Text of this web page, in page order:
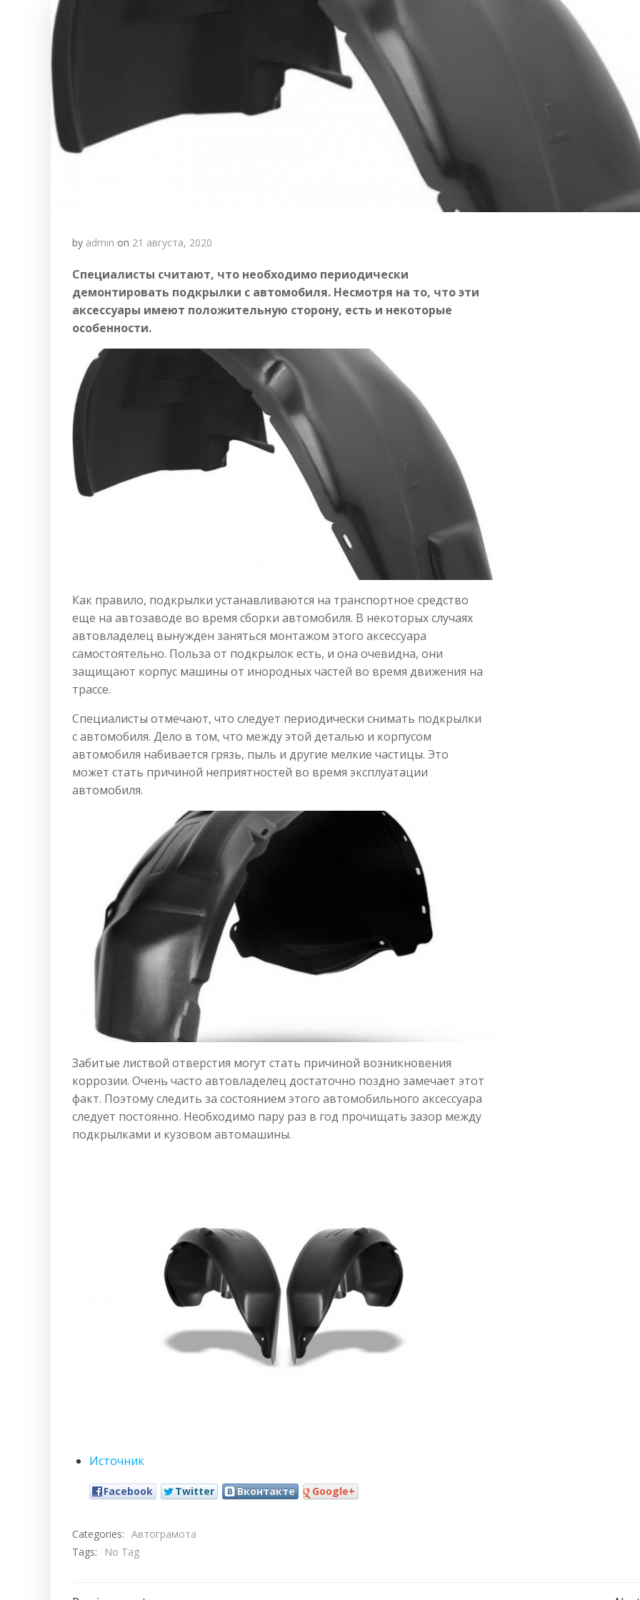
by admin on 21 августа, 2020
Специалисты считают, что необходимо периодически
демонтировать подкрылки с автомобиля. Несмотря на то, что эти
аксессуары имеют положительную сторону, есть и некоторые
особенности.
Как правило, подкрылки устанавливаются на транспортное средство
еще на автозаводе во время сборки автомобиля. В некоторых случаях
автовладелец вынужден заняться монтажом этого аксессуара
самостоятельно. Польза от подкрылок есть, и она очевидна, они
защищают корпус машины от инородных частей во время движения на
трассе.
Специалисты отмечают, что следует периодически снимать подкрылки
с автомобиля. Дело в том, что между этой деталью и корпусом
автомобиля набивается грязь, пыль и другие мелкие частицы. Это
может стать причиной неприятностей во время эксплуатации
автомобиля.
Забитые листвой отверстия могут стать причиной возникновения
коррозии. Очень часто автовладелец достаточно поздно замечает этот
факт. Поэтому следить за состоянием этого автомобильного аксессуара
следует постоянно. Необходимо пару раз в год прочищать зазор между
подкрылками и кузовом автомашины.
Источник
Facebook Twitter Вконтакте Google+
Categories: Автограмота
Tags:
No Tag